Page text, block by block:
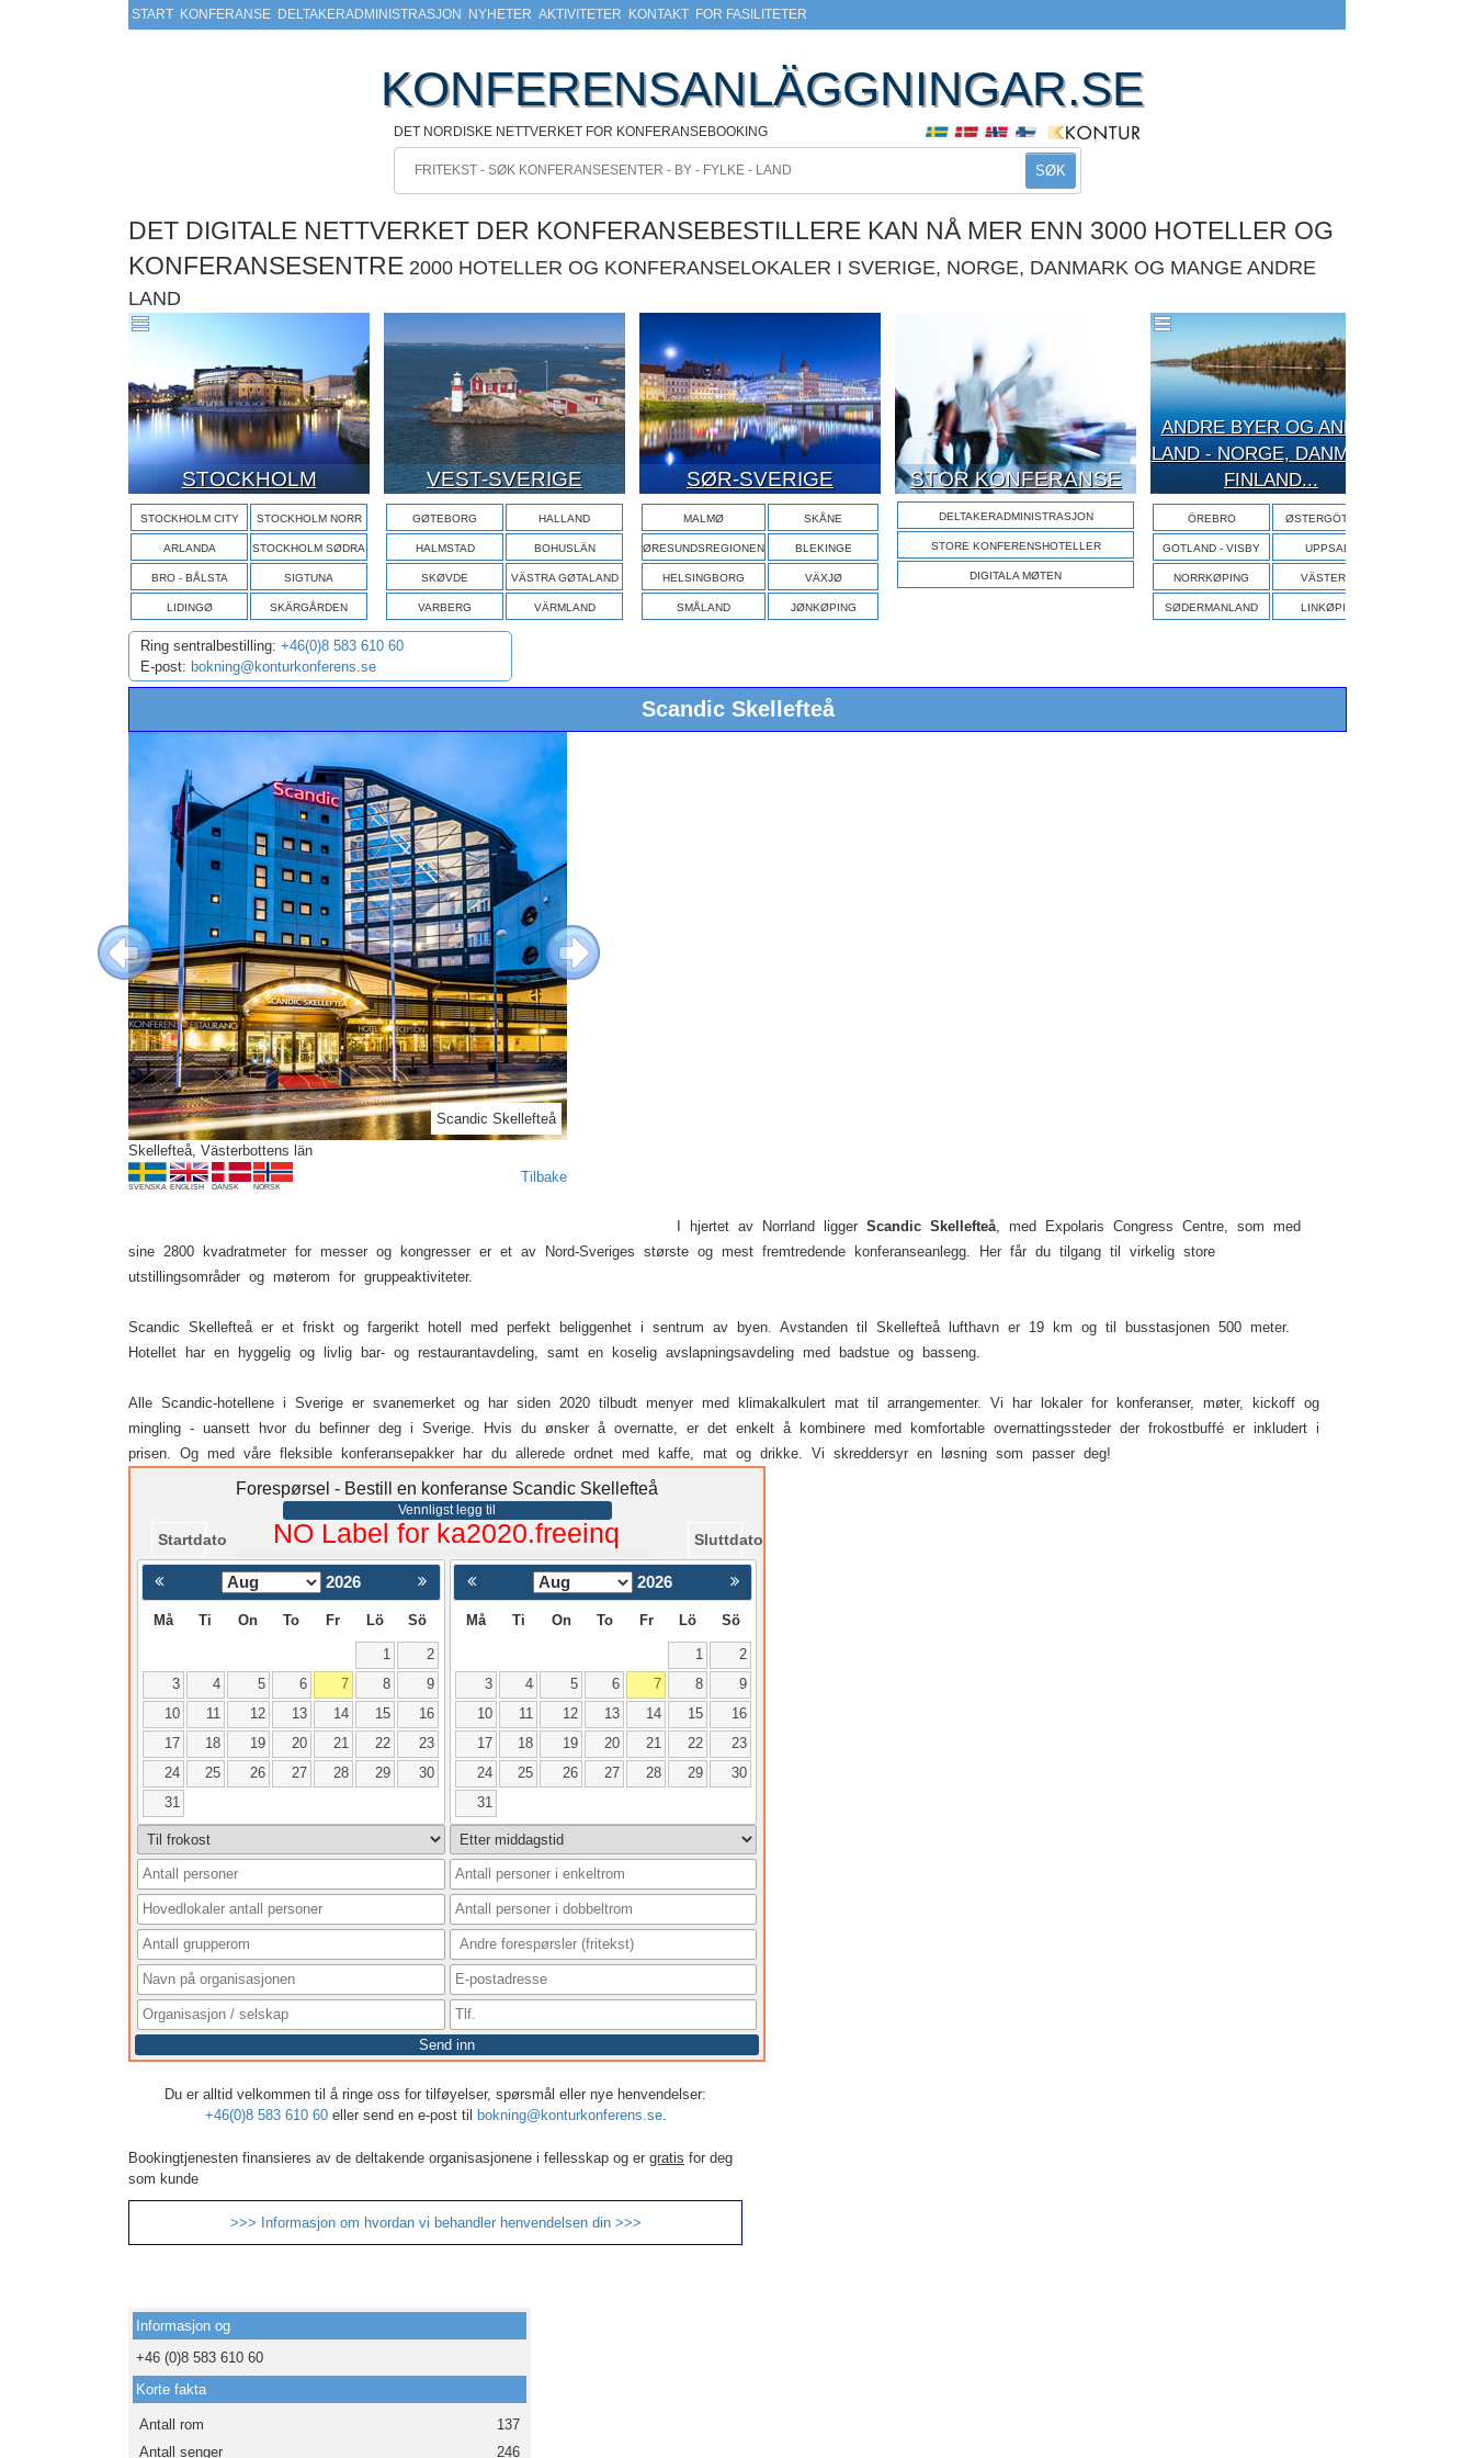
START KONFERANSE DELTAKERADMINISTRASJON NYHETER AKTIVITETER KONTAKT FOR FASILITETER
KONFERENSANLÄGGNINGAR.SE
DET NORDISKE NETTVERKET FOR KONFERANSEBOOKING
SØK
DET DIGITALE NETTVERKET DER KONFERANSEBESTILLERE KAN NÅ MER ENN 3000 HOTELLER OG
KONFERANSESENTRE 2000 HOTELLER OG KONFERANSELOKALER I SVERIGE, NORGE, DANMARK OG MANGE ANDRE
LAND
STOCKHOLM
STOCKHOLM CITY STOCKHOLM NORR
ARLANDA STOCKHOLM SØDRA
BRO - BÅLSTA SIGTUNA
LIDINGØ SKÄRGÅRDEN
VEST-SVERIGE
GØTEBORG HALLAND
HALMSTAD BOHUSLÄN
SKØVDE VÄSTRA GØTALAND
VARBERG VÄRMLAND
SØR-SVERIGE
MALMØ SKÅNE
ØRESUNDSREGIONEN BLEKINGE
HELSINGBORG VÄXJØ
SMÅLAND JØNKØPING
STOR KONFERANSE
DELTAKERADMINISTRASJON
STORE KONFERENSHOTELLER
DIGITALA MØTEN
ANDRE BYER OG ANDRE
LAND - NORGE, DANMARK,
FINLAND...
ÖREBRO ØSTERGÖTLAND
GOTLAND - VISBY UPPSALA
NORRKØPING VÄSTERÅS
SØDERMANLAND LINKØPING
Ring sentralbestilling: +46(0)8 583 610 60
E-post: bokning@konturkonferens.se
Scandic Skellefteå
Previous
Scandic Skellefteå
Next
Skellefteå, Västerbottens län
SVENSKA ENGLISH DANSK NORSK
Tilbake
I hjertet av Norrland ligger Scandic Skellefteå, med Expolaris Congress Centre, som med
sine 2800 kvadratmeter for messer og kongresser er et av Nord-Sveriges største og mest fremtredende konferanseanlegg. Her får du tilgang til virkelig store
utstillingsområder og møterom for gruppeaktiviteter.
Scandic Skellefteå er et friskt og fargerikt hotell med perfekt beliggenhet i sentrum av byen. Avstanden til Skellefteå lufthavn er 19 km og til busstasjonen 500 meter.
Hotellet har en hyggelig og livlig bar- og restaurantavdeling, samt en koselig avslapningsavdeling med badstue og basseng.
Alle Scandic-hotellene i Sverige er svanemerket og har siden 2020 tilbudt menyer med klimakalkulert mat til arrangementer. Vi har lokaler for konferanser, møter, kickoff og
mingling - uansett hvor du befinner deg i Sverige. Hvis du ønsker å overnatte, er det enkelt å kombinere med komfortable overnattingssteder der frokostbuffé er inkludert i
prisen. Og med våre fleksible konferansepakker har du allerede ordnet med kaffe, mat og drikke. Vi skreddersyr en løsning som passer deg!
Forespørsel - Bestill en konferanse Scandic Skellefteå
Vennligst legg til
Startdato NO Label for ka2020.freeinq Sluttdato
2026
Må Ti On To Fr Lö Sö
1
2
3
4 5 6 7 8
9
10
11 12 13 14 15
16
17
18 19 20 21 22
23
24
25 26 27 28 29
30
31
< Föregående Nästa >
2026
Må Ti On To Fr Lö Sö
1
2
3
4 5 6 7 8
9
10
11 12 13 14 15
16
17
18 19 20 21 22
23
24
25 26 27 28 29
30
31
Send inn
Du er alltid velkommen til å ringe oss for tilføyelser, spørsmål eller nye henvendelser:
+46(0)8 583 610 60eller send en e-post til bokning@konturkonferens.se.
Bookingtjenesten finansieres av de deltakende organisasjonene i fellesskap og er gratis for deg
som kunde
>>> Informasjon om hvordan vi behandler henvendelsen din >>>
Informasjon og
+46 (0)8 583 610 60
Korte fakta
Antall rom
137
Antall senger
246